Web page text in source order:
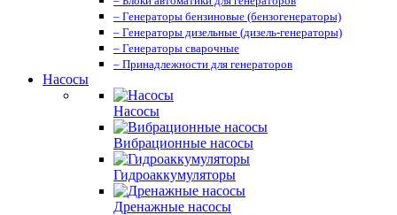
– Генераторы бензиновые (бензогенераторы)
– Генераторы дизельные (дизель-генераторы)
– Генераторы сварочные
– Принадлежности для генераторов
Насосы
Насосы
Вибрационные насосы
Гидроаккумуляторы
Дренажные насосы